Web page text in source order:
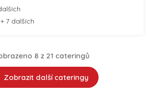
+ 7 dalších
8 z 21 cateringů
Zobrazit další cateringy